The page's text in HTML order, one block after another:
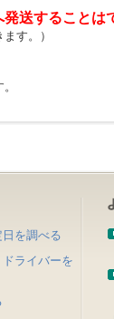
送することは
す。）
を調べる
ライバーを